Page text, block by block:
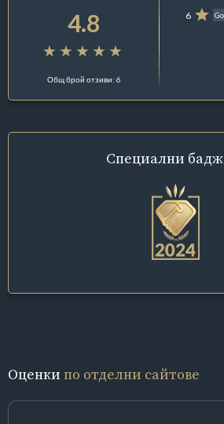
4.8
Общ брой отзиви: 6
6
Специални
Оценки по отделни сайтове